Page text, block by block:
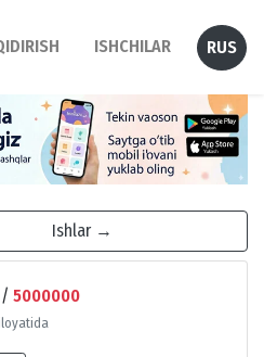
ISHCHILAR RUS
Ishlar →
/ 5000000